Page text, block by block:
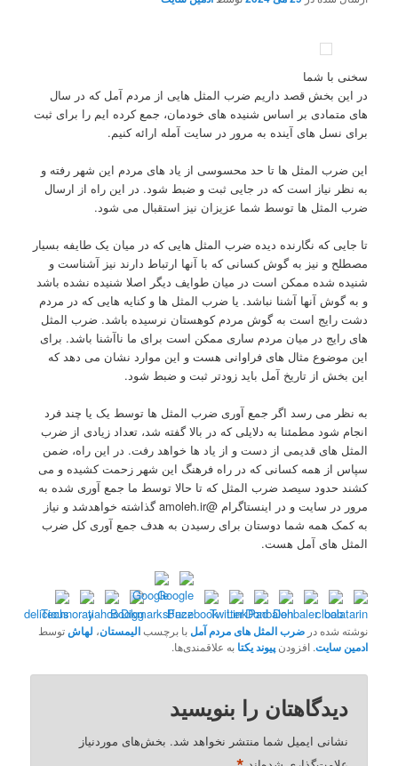
سخنی با شما
در این بخش قصد داریم ضرب المثل هایی از مردم آمل که در سال
های متمادی بر اساس شنیده های خودمان، جمع کرده ایم را برای ثبت
برای نسل های آینده به مرور در سایت آمله ارائه کنیم.
این ضرب المثل ها تا حد محسوسی از یاد های مردم این شهر رفته و
به نظر نیاز است که در جایی ثبت و ضبط شود. در این راه از ارسال
ضرب المثل ها توسط شما عزیزان نیز استقبال می شود.
تا جایی که نگارنده دیده ضرب المثل هایی که در میان یک طایفه بسیار
مصطلح و نیز به گوش کسانی که با آنها ارتباط دارند نیز آشناست و
شنیده شده ممکن است در میان طوایف دیگر اصلا شنیده نشده باشد
و به گوش آنها آشنا نباشد. یا ضرب المثل ها و کنایه هایی که در مردم
دشت رایج است به گوش مردم کوهستان نرسیده باشد. ضرب المثل
های رایج در میان مردم ساری ممکن است برای ما ناآشنا باشد. برای
این موضوع مثال های فراوانی هست و این موارد نشان می دهد که
این بخش از تاریخ آمل باید زودتر ثبت و ضبط شود.
به نظر می رسد اگر جمع آوری ضرب المثل ها توسط یک یا چند فرد
انجام شود مطمئنا به دلایلی که در بالا گفته شد، تعداد زیادی از ضرب
المثل های قدیمی از دست و از یاد ها خواهد رفت. در این راه، ضمن
سپاس از همه کسانی که در راه فرهنگ این شهر زحمت کشیده و می
کشند حدود سیصد ضرب المثل که تا حالا توسط ما جمع آوری شده به
مرور در سایت و در اینستاگرام @amoleh.ir گذاشته خواهدشد و نیاز
به کمک همه شما دوستان برای رسیدن به هدف جمع آوری کل ضرب
المثل های آمل هست.
نوشته شده درضرب المثل های مردم آملبا برچسبالیمستان، لهاشتوسط
ادمین سایت. افزودنپیوند یکتا به علاقمندی‌ها.
دیدگاهتان را بنویسید
نشانی ایمیل شما منتشر نخواهد شد. بخش‌های موردنیاز